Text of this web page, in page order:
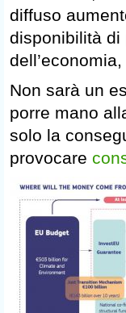
diffuso
disponibilità di
Non sarà un
porre mano
solo la
provocare